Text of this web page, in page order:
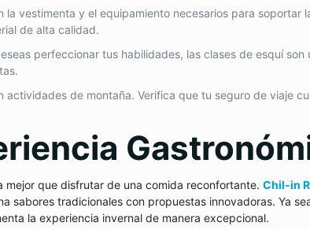
la vestimenta y el equipamiento necesarios para soportar
de alta calidad.
perfeccionar tus habilidades, las clases de esquí
actividades de montaña. Verifica que tu seguro de viaje
mejor que disfrutar de una comida reconfortante.Chil-in
sabores tradicionales con propuestas innovadoras. Ya
la experiencia invernal de manera excepcional.